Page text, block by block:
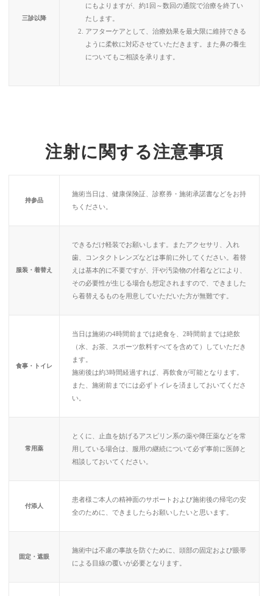
三診以降
にもよりますが、約1回～数回の通院で治療を終了い
たします。
アフターケアとして、治療効果を最大限に維持できる
ように柔軟に対応させていただきます。また鼻の養生
についてもご相談を承ります。
注射に関する注意事項
持参品
施術当日は、健康保険証、診察券・施術承諾書などをお持
ちください。
服装・着替え
できるだけ軽装でお願いします。またアクセサリ、入れ
歯、コンタクトレンズなどは事前に外してください。着替
えは基本的に不要ですが、汗や汚染物の付着などにより、
その必要性が生じる場合も想定されますので、できました
ら着替えるものを用意していただいた方が無難です。
食事・トイレ
当日は施術の4時間前までは絶食を、2時間前までは絶飲
（水、お茶、スポーツ飲料すべてを含めて）していただき
ます。
施術後は約3時間経過すれば、再飲食が可能となります。
また、施術前までには必ずトイレを済ましておいてくださ
い。
常用薬
とくに、止血を妨げるアスピリン系の薬や降圧薬などを常
用している場合は、服用の継続について必ず事前に医師と
相談しておいてください。
付添人
患者様ご本人の精神面のサポートおよび施術後の帰宅の安
全のために、できましたらお願いしたいと思います。
固定・遮眼
施術中は不慮の事故を防ぐために、頭部の固定および眼帯
による目線の覆いが必要となります。